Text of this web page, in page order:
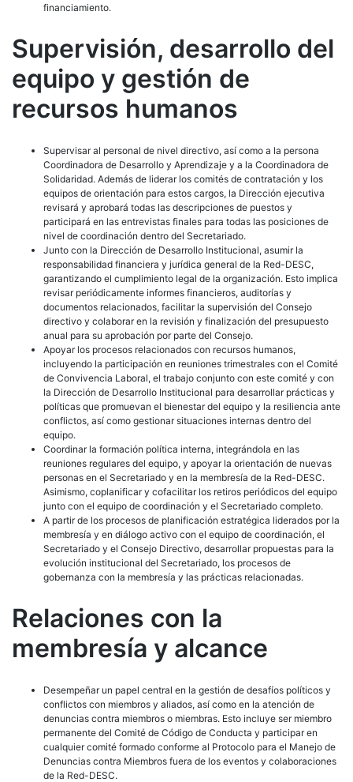
financiamiento.
Supervisión, desarrollo del
equipo y gestión de
recursos humanos
Supervisar al personal de nivel directivo, así como a la persona
Coordinadora de Desarrollo y Aprendizaje y a la Coordinadora de
Solidaridad. Además de liderar los comités de contratación y los
equipos de orientación para estos cargos, la Dirección ejecutiva
revisará y aprobará todas las descripciones de puestos y
participará en las entrevistas finales para todas las posiciones de
nivel de coordinación dentro del Secretariado.
Junto con la Dirección de Desarrollo Institucional, asumir la
responsabilidad financiera y jurídica general de la Red-DESC,
garantizando el cumplimiento legal de la organización. Esto implica
revisar periódicamente informes financieros, auditorías y
documentos relacionados, facilitar la supervisión del Consejo
directivo y colaborar en la revisión y finalización del presupuesto
anual para su aprobación por parte del Consejo.
Apoyar los procesos relacionados con recursos humanos,
incluyendo la participación en reuniones trimestrales con el Comité
de Convivencia Laboral, el trabajo conjunto con este comité y con
la Dirección de Desarrollo Institucional para desarrollar prácticas y
políticas que promuevan el bienestar del equipo y la resiliencia ante
conflictos, así como gestionar situaciones internas dentro del
equipo.
Coordinar la formación política interna, integrándola en las
reuniones regulares del equipo, y apoyar la orientación de nuevas
personas en el Secretariado y en la membresía de la Red-DESC.
Asimismo, coplanificar y cofacilitar los retiros periódicos del equipo
junto con el equipo de coordinación y el Secretariado completo.
A partir de los procesos de planificación estratégica liderados por la
membresía y en diálogo activo con el equipo de coordinación, el
Secretariado y el Consejo Directivo, desarrollar propuestas para la
evolución institucional del Secretariado, los procesos de
gobernanza con la membresía y las prácticas relacionadas.
Relaciones con la
membresía y alcance
Desempeñar un papel central en la gestión de desafíos políticos y
conflictos con miembros y aliados, así como en la atención de
denuncias contra miembros o miembras. Esto incluye ser miembro
permanente del Comité de Código de Conducta y participar en
cualquier comité formado conforme al Protocolo para el Manejo de
Denuncias contra Miembros fuera de los eventos y colaboraciones
de la Red-DESC.